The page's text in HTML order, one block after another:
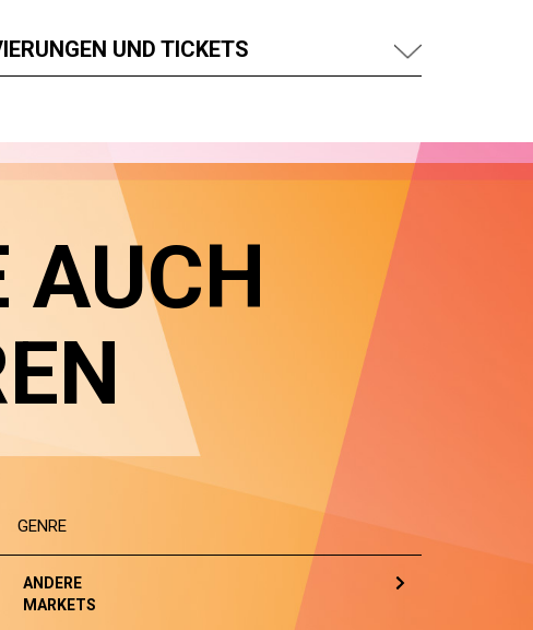
UND TICKETS
AUCH
GENRE
ANDERE
MARKETS